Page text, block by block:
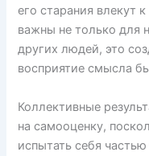
его старания влекут
важны не только для
других людей, это
восприятие смысла
Коллективные
на самооценку,
испытать себя